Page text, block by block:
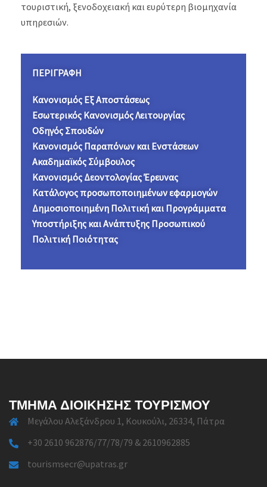
τουριστική, ξενοδοχειακή και ευρύτερη βιομηχανία
υπηρεσιών.
ΠΕΡΙΓΡΑΦΗ
Κανονισμός Εξ Αποστάσεως
Εσωτερικός Κανονισμός Λειτουργίας
Οδηγός Σπουδών
Κανονισμός Παραπόνων και Ενστάσεων
Ακαδημαϊκός Σύμβουλος
Κανονισμός Δεοντολογίας Έρευνας
Κατάλογος προσωποποιημένων εφαρμογών
Δημοσιοποιημένη Πολιτική και Προγράμματα
Υποστήριξης και Ανάπτυξης Προσωπικού
Πολιτική Ποιότητας
ΤΜΉΜΑ ΔΙΟΊΚΗΣΗΣ ΤΟΥΡΙΣΜΟΎ
Μεγάλου Αλεξάνδρου 1, Κουκούλι, 26334, Πάτρα
+30 2610 962876/77/78/79 & 2610962885
tourismsecr@upatras.gr